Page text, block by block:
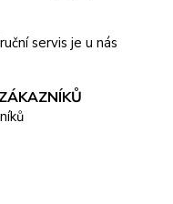
servis je u nás